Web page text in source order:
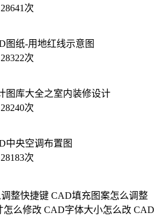
次
图纸-用地红线示意图
次
图库大全之室内装修设计
次
中央空调布置图
次
整快捷键 CAD填充图案怎么调整
怎么修改 CAD字体大小怎么改 CAD